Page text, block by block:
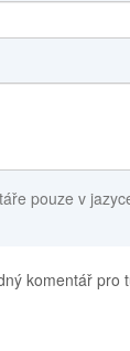
pouze v
komentář pro